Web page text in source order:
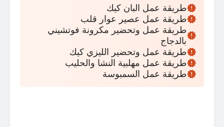
طريقة عمل البان كيك
طريقة عمل عصير عوار قلب
طريقة عمل وتحضير مكرونة فوتشيني
بالدجاج
طريقة عمل وتحضير الليزي كيك
طريقة عمل مهلبية النشا والحليب
طريقة عمل السمبوسة